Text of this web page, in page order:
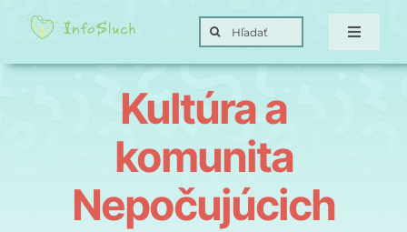
content
Toggle
Posunky
Search
for:
Kultúra a
komunita
Nepočujúcich